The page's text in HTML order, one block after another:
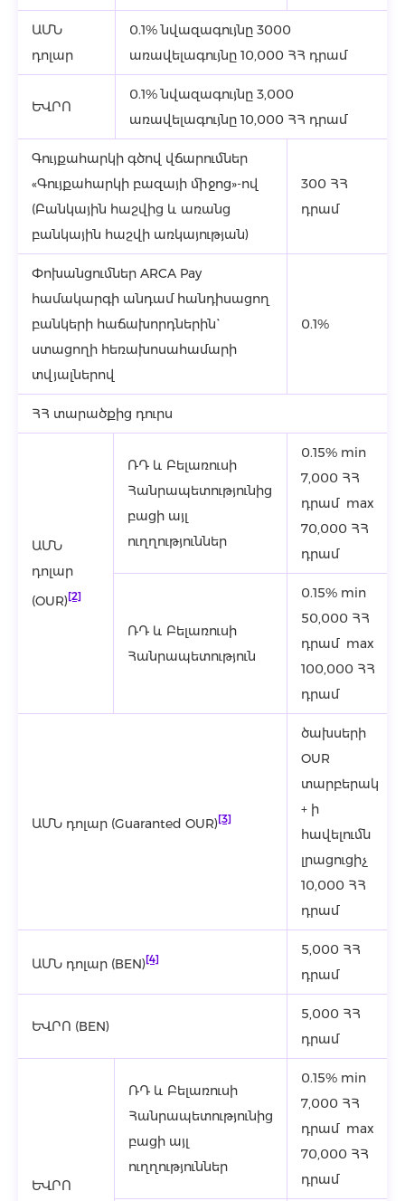
ԱՄՆ
դոլար
0.1% նվազագույնը 3000
առավելագույնը 10,000 ՀՀ դրամ
ԵՎՐՈ
0.1% նվազագույնը 3,000
առավելագույնը 10,000 ՀՀ դրամ
Գույքահարկի գծով վճարումներ
«Գույքահարկի բազայի միջոց»-ով
(Բանկային հաշվից և առանց
բանկային հաշվի առկայության)
300 ՀՀ
դրամ
Փոխանցումներ ARCA Pay
համակարգի անդամ հանդիսացող
բանկերի հաճախորդներին`
ստացողի հեռախոսահամարի
տվյալներով
0.1%
ՀՀ տարածքից դուրս
ԱՄՆ
դոլար
(OUR)[2]
ՌԴ և Բելառուսի
Հանրապետությունից
բացի այլ
ուղղություններ
0.15% min
7,000 ՀՀ
դրամ max
70,000 ՀՀ
դրամ
ՌԴ և Բելառուսի
Հանրապետություն
0.15% min
50,000 ՀՀ
դրամ max
100,000 ՀՀ
դրամ
ԱՄՆ դոլար (Guaranted OUR)[3]
ծախսերի
OUR
տարբերակ
+ ի
հավելումն
լրացուցիչ
10,000 ՀՀ
դրամ
ԱՄՆ դոլար (BEN)[4]
5,000 ՀՀ
դրամ
ԵՎՐՈ (BEN)
5,000 ՀՀ
դրամ
ԵՎՐՈ
ՌԴ և Բելառուսի
Հանրապետությունից
բացի այլ
ուղղություններ
0.15% min
7,000 ՀՀ
դրամ max
70,000 ՀՀ
դրամ